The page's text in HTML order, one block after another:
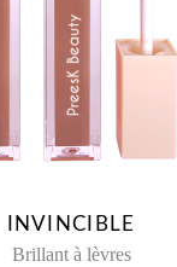
INVINCIBLE
Brillant à lèvres